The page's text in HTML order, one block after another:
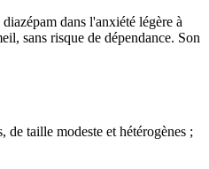
dans l'anxiété légère à
sans risque de dépendance. Son
de taille modeste et hétérogènes ;